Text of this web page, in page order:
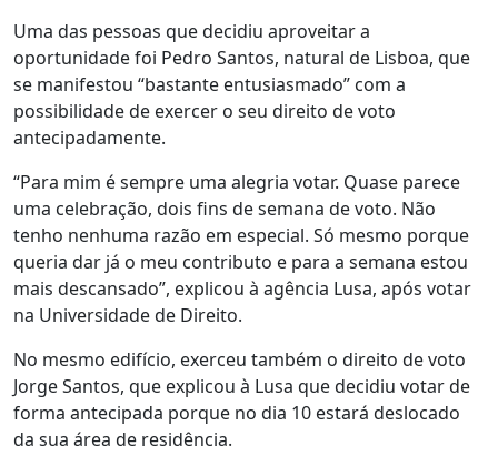
Uma das pessoas que decidiu aproveitar a
oportunidade foi Pedro Santos, natural de Lisboa, que
se manifestou “bastante entusiasmado” com a
possibilidade de exercer o seu direito de voto
antecipadamente.
“Para mim é sempre uma alegria votar. Quase parece
uma celebração, dois fins de semana de voto. Não
tenho nenhuma razão em especial. Só mesmo porque
queria dar já o meu contributo e para a semana estou
mais descansado”, explicou à agência Lusa, após votar
na Universidade de Direito.
No mesmo edifício, exerceu também o direito de voto
Jorge Santos, que explicou à Lusa que decidiu votar de
forma antecipada porque no dia 10 estará deslocado
da sua área de residência.